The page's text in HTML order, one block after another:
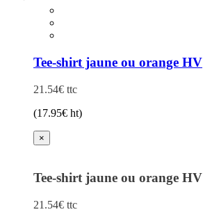
produit
plusieurs
Les
options
peuvent
être
choisies
sur
la
page
produit
Tee-shirt jaune ou orange HV
21.54€ ttc
(17.95€ ht)
×
Tee-shirt jaune ou orange HV
21.54€ ttc